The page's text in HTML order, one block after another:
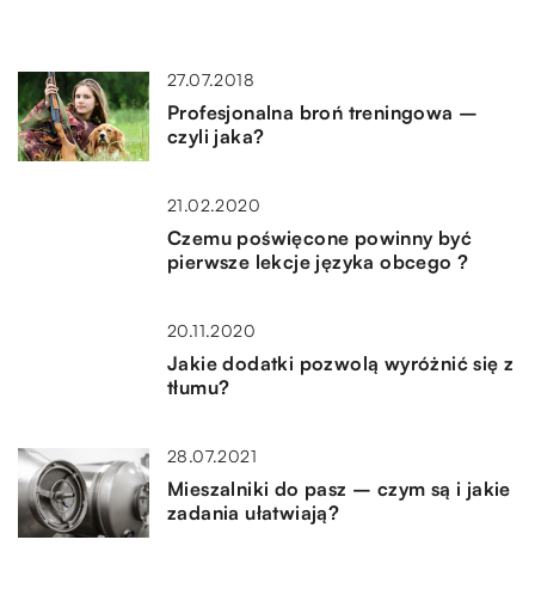
27.07.2018
Profesjonalna broń treningowa –
czyli jaka?
21.02.2020
Czemu poświęcone powinny być
pierwsze lekcje języka obcego ?
20.11.2020
Jakie dodatki pozwolą wyróżnić się z
tłumu?
28.07.2021
Mieszalniki do pasz – czym są i jakie
zadania ułatwiają?